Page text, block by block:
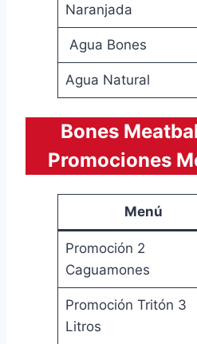
Naranjada
Agua Bones
Agua Natural
Bones
Promociones
Menú
Promoción 2
Caguamones
Promoción Tritón 3
Litros